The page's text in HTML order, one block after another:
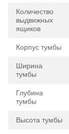
Количество
выдвижных
ящиков
Корпус тумбы
Ширина
тумбы
Глубина
тумбы
Высота тумбы